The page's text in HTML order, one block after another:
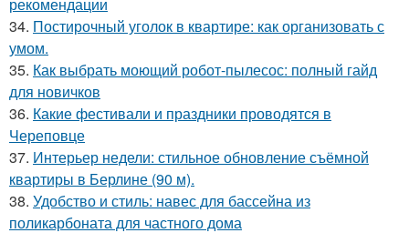
34. Постирочный уголок в квартире: как организовать с
умом.
35. Как выбрать моющий робот-пылесос: полный гайд
для новичков
36. Какие фестивали и праздники проводятся в
Череповце
37. Интерьер недели: стильное обновление съёмной
квартиры в Берлине (90 м).
38. Удобство и стиль: навес для бассейна из
поликарбоната для частного дома